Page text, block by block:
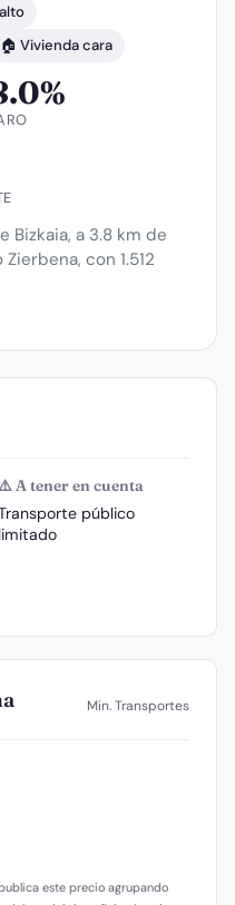
🏠 Vivienda cara
Bizkaia, a 3.8 km de
con 1.512
⚠️ A tener en cuenta
público
limitado
Min. Transportes
este precio agrupando